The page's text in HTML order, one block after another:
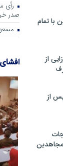
با تمام
از
از
مجاهدین
رأی
صدر